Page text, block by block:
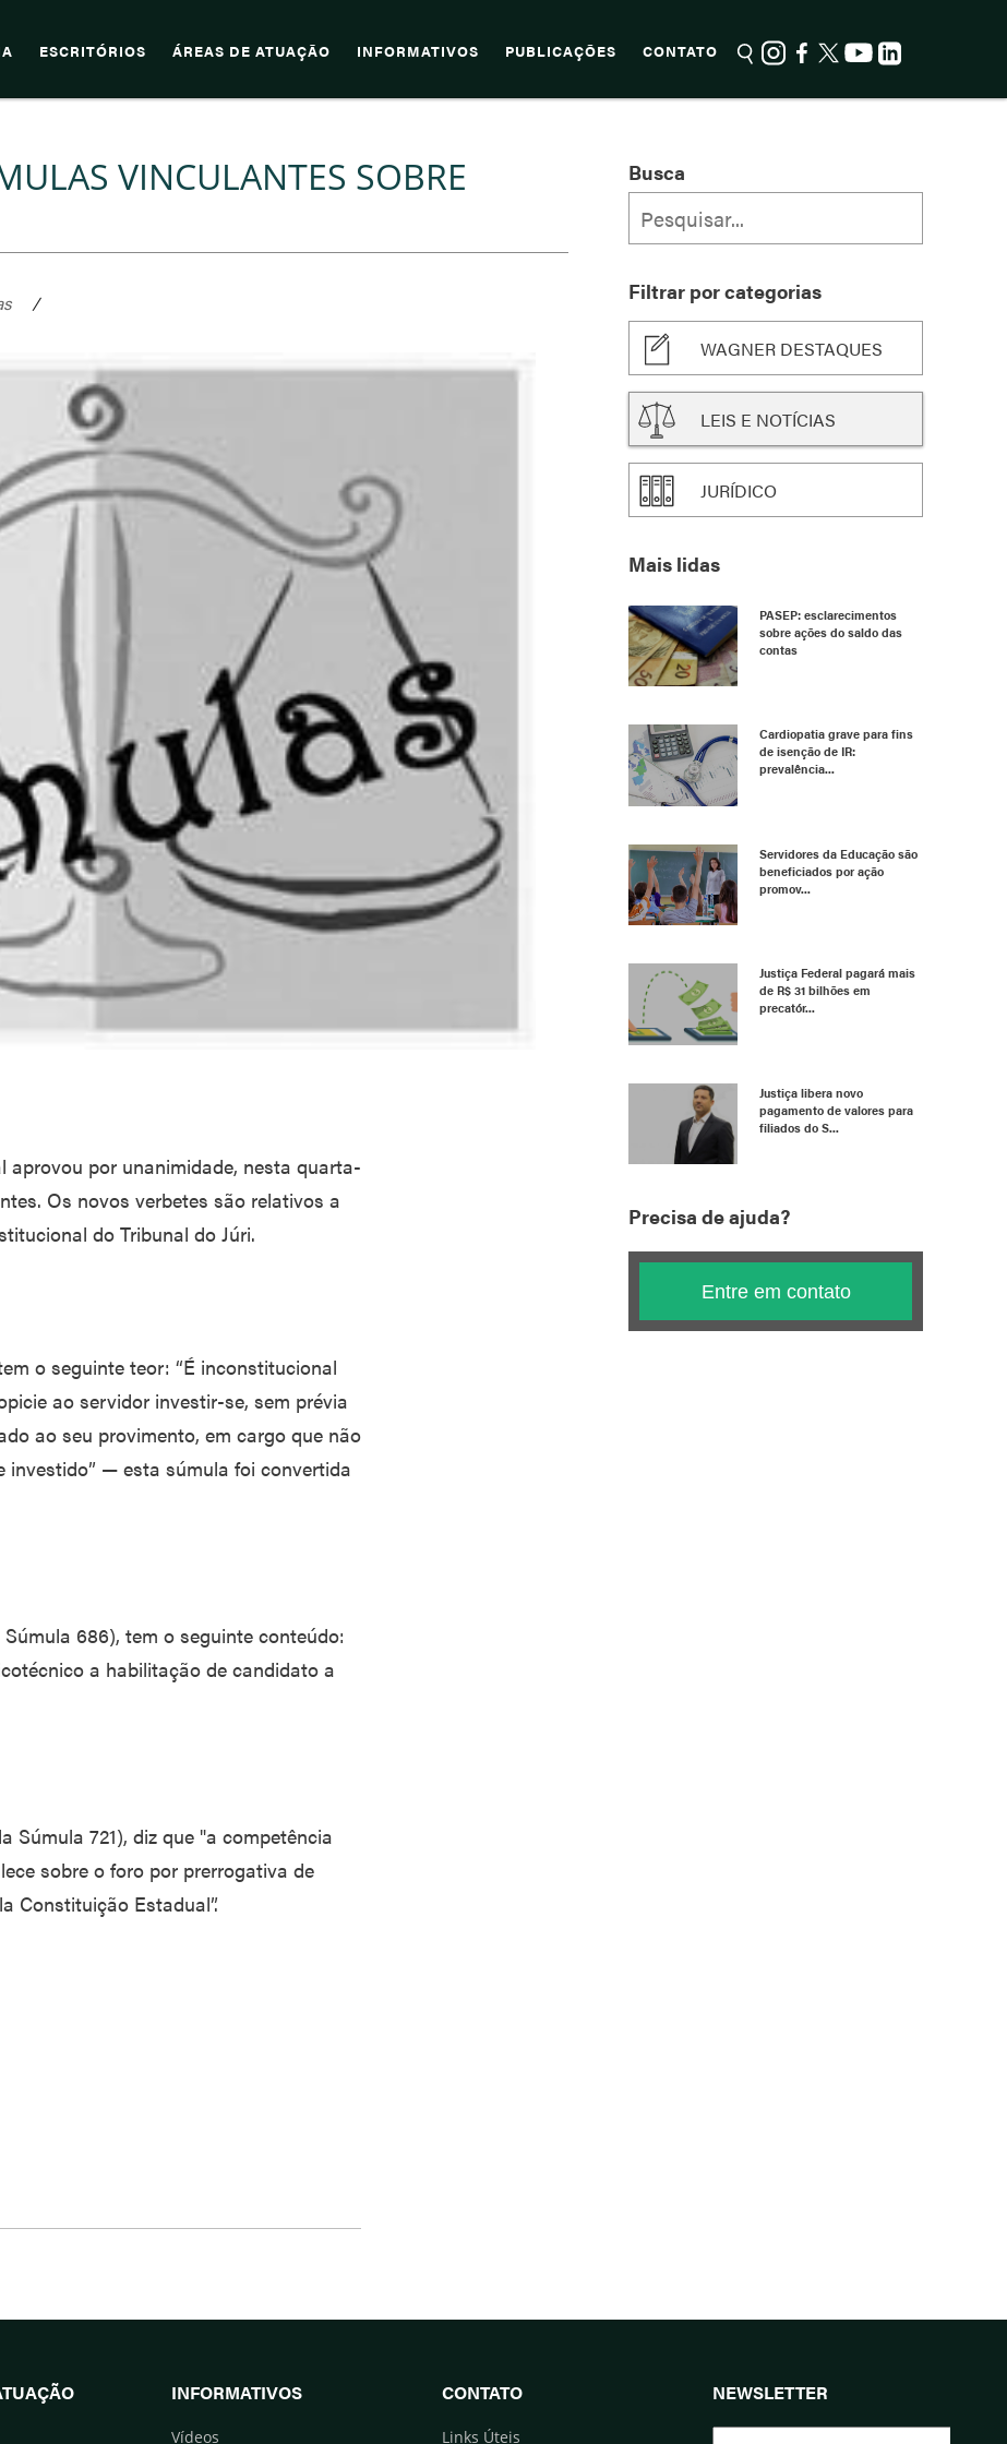
ESCRITÓRIOS ÁREAS DE ATUAÇÃO INFORMATIVOS PUBLICAÇÕES CONTATO
VINCULANTES SOBRE
/
aprovou por unanimidade, nesta quarta-
Os novos verbetes são relativos a
do Tribunal do Júri.
o seguinte teor: “É inconstitucional
ao servidor investir-se, sem prévia
ao seu provimento, em cargo que não
investido” — esta súmula foi convertida
686), tem o seguinte conteúdo:
a habilitação de candidato a
Súmula 721), diz que "a competência
sobre o foro por prerrogativa de
Constituição Estadual”.
Busca
Filtrar por categorias
WAGNER DESTAQUES
LEIS E NOTÍCIAS
JURÍDICO
Mais lidas
PASEP: esclarecimentos
sobre ações do saldo das
contas
Cardiopatia grave para fins
de isenção de IR:
prevalência...
Servidores da Educação são
beneficiados por ação
promov...
Justiça Federal pagará mais
de R$ 31 bilhões em
precatór...
Justiça libera novo
pagamento de valores para
filiados do S...
Precisa de ajuda?
Entre em contato
INFORMATIVOS
Vídeos
CONTATO
Links Úteis
NEWSLETTER